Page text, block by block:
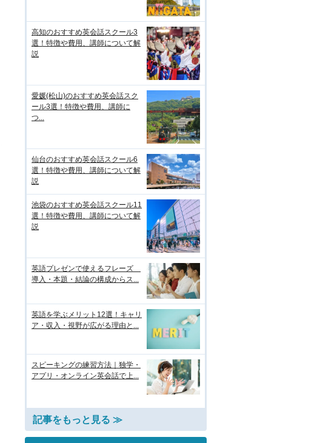
高知のおすすめ英会話スクール3
選！特徴や費用、講師について解
説
愛媛(松山)のおすすめ英会話スク
ール3選！特徴や費用、講師に
つ...
仙台のおすすめ英会話スクール6
選！特徴や費用、講師について解
説
池袋のおすすめ英会話スクール11
選！特徴や費用、講師について解
説
英語プレゼンで使えるフレーズ
導入・本題・結論の構成からス...
英語を学ぶメリット12選！キャリ
ア・収入・視野が広がる理由と...
スピーキングの練習方法｜独学・
アプリ・オンライン英会話で上...
記事をもっと見る ≫